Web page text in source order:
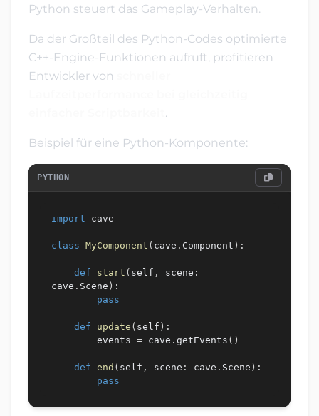
Python steuert das Gameplay-Verhalten.
Da der Großteil des Python-Codes optimierte
C++-Engine-Funktionen aufruft, profitieren
Entwickler von
.
Beispiel für eine Python-Komponente:
PYTHON
import cave
class MyComponent ( cave . Component ) :
def start ( self , scene :
cave . Scene ) :
pass
def update ( self ) :
        events
= cave . getEvents ( )
def end ( self , scene : cave . Scene ) :
pass